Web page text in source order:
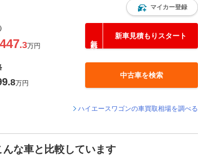
マイカー登録
447.3万円
新車見積もりスタート
.8万円
中古車を検索
ハイエースワゴンの車買取相場を調べる
な車と比較しています